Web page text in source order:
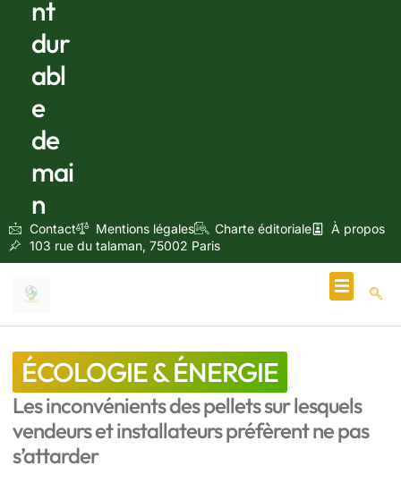
nt
dur
abl
e
de
mai
n
Contact Mentions légales Charte éditoriale
À propos
103 rue du talaman, 75002 Paris
ÉCOLOGIE & ÉNERGIE
Les inconvénients des pellets sur lesquels
vendeurs et installateurs préfèrent ne pas
s’attarder